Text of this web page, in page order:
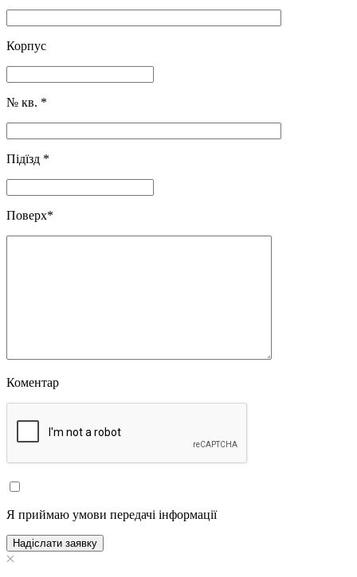
Корпус
№ кв. *
Підїзд *
Поверх*
Коментар
Я приймаю умови передачі інформації
Надіслати заявку